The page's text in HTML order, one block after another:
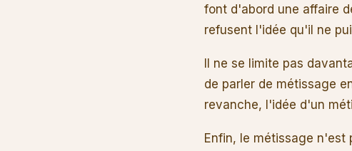
font d'abord une affaire
refusent l'idée qu'il ne
Il ne se limite pas
de parler de métissage
revanche, l'idée d'un
Enfin, le métissage n'est